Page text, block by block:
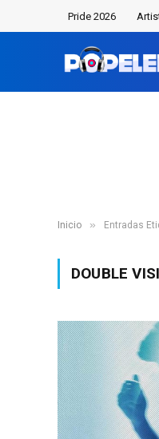
Pride 2026
Inicio » Entradas
DOUBLE